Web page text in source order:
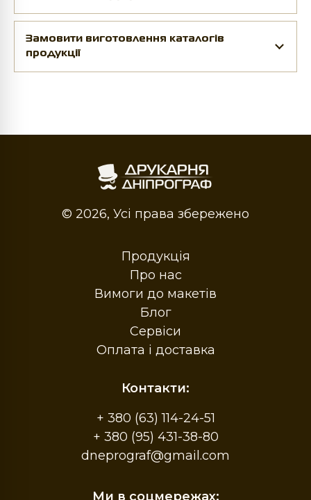
Замовити виготовлення каталогів
продукції
© 2026, Усі права збережено
Продукція
Про нас
Вимоги до макетів
Блог
Сервіси
Оплата і доставка
Контакти:
+ 380 (63) 114-24-51
+ 380 (95) 431-38-80
dneprograf@gmail.com
Ми в соцмережах: